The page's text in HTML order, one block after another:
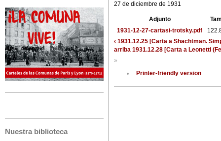
Nuestra biblioteca
27 de diciembre de 1931
Adjunto
1931-12-27-cartasi-trotsky.pdf
‹ 1931.12.25 [Carta a Shachtman.
arriba 1931.12.28 [Carta a Leonetti
»
Printer-friendly version